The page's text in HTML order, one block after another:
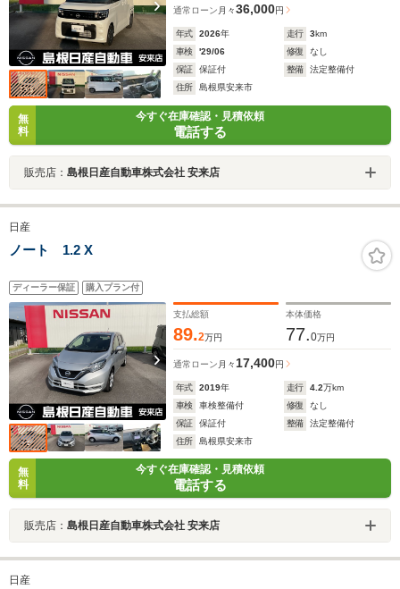
通常ローン 月々36,000円
年式 2026年 走行 3km
車検
'29/06 修復
なし
保証
保証付 整備
法定整備付
住所
島根県安来市
無
料
今すぐ在庫確認・見積依頼
電話する
販売店： 島根日産自動車株式会社 安来店
日産
ノート 1.2 X
ディーラー保証 購入プラン付
支払総額
89.2万円
本体価格
77.0万円
通常ローン 月々 17,400円
年式 2019年 走行 4.2万km
車検
車検整備付 修復
なし
保証
保証付 整備
法定整備付
住所
島根県安来市
無
料
今すぐ在庫確認・見積依頼
電話する
販売店： 島根日産自動車株式会社 安来店
日産